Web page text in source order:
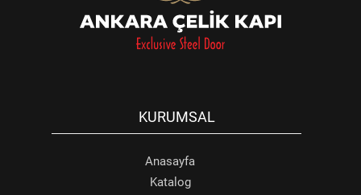
KURUMSAL
Anasayfa
Katalog